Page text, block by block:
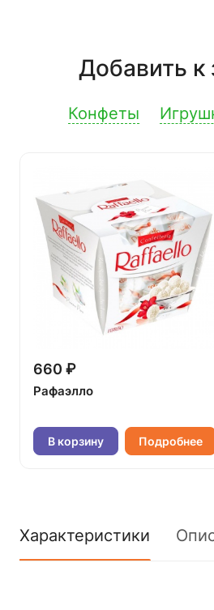
Добавить к
Конфеты
660 ₽
Рафаэлло
В корзину Подробнее
Характеристики